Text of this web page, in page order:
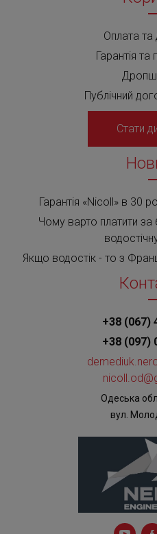
Оплата та
Гарантія
Публічний
Стати
Гарантія «Nicoll» в 30
Чому варто платити за
Якщо водостік - то з
+38 (067)
+38 (097)
Одеська
вул.